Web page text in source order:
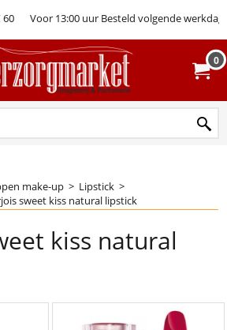
60 Voor 13:00 uur Besteld volgende werkdag
0
make-up > Lipstick >
sweet kiss natural lipstick
kiss natural